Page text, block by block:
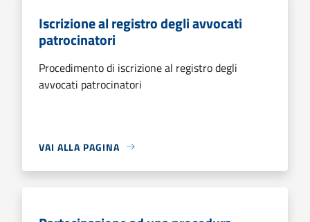
Iscrizione al registro degli avvocati
patrocinatori
Procedimento di iscrizione al registro degli
avvocati patrocinatori
VAI ALLA PAGINA